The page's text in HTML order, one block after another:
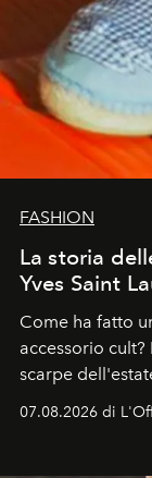
FASHION
La storia
Yves Saint
Come ha fatto
accessorio
scarpe
07.08.2026 di